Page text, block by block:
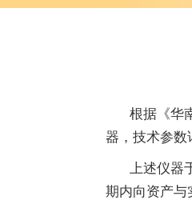
根据《华
器，技术参数
上述仪器于
期内向资产与